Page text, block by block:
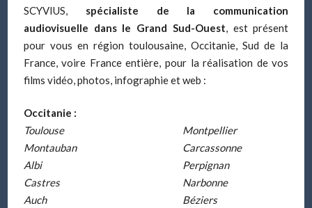
SCYVIUS, spécialiste de la communication
audiovisuelle dans le Grand Sud-Ouest, est présent
pour vous en région toulousaine, Occitanie, Sud de la
France, voire France entière, pour la réalisation de vos
films vidéo, photos, infographie et web :
Occitanie :
Toulouse
Montauban
Albi
Castres
Auch
Montpellier
Carcassonne
Perpignan
Narbonne
Béziers